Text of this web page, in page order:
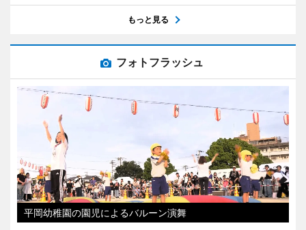
もっと見る
フォトフラッシュ
平岡幼稚園の園児によるバルーン演舞